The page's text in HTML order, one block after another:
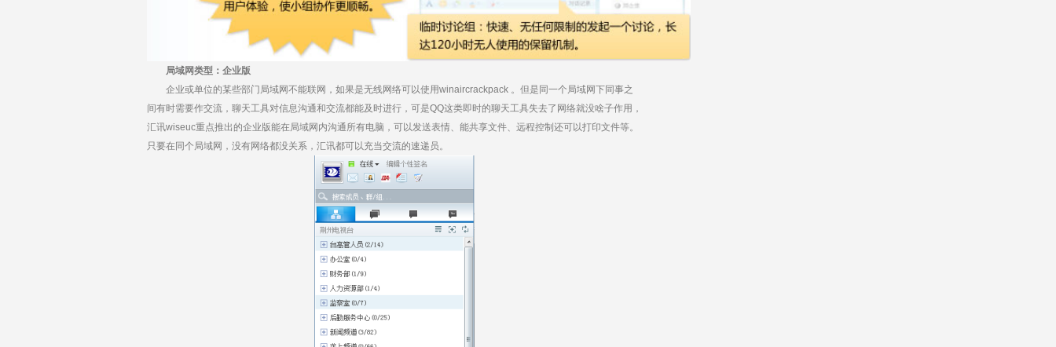
局域网类型：企业版
企业或单位的某些部门局域网不能联网，如果是无线网络可以使用winaircrackpack 。但是同一个局域网下同事之
间有时需要作交流，聊天工具对信息沟通和交流都能及时进行，可是QQ这类即时的聊天工具失去了网络就没啥子作用，
汇讯wiseuc重点推出的企业版能在局域网内沟通所有电脑，可以发送表情、能共享文件、远程控制还可以打印文件等。
只要在同个局域网，没有网络都没关系，汇讯都可以充当交流的速递员。